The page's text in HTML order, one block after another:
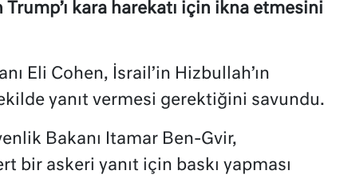
Trump’ı kara harekatı için ikna etmesini
Eli Cohen, İsrail’in Hizbullah’ın
yanıt vermesi gerektiğini savundu.
Bakanı Itamar Ben-Gvir,
bir askeri yanıt için baskı yapması